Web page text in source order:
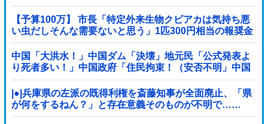
【予算100万】 市長「特定外来生物クビアカは気持ち悪
い虫だしそんな需要ないと思う」1匹300円相当の報奨金
→初日に42万取られ焦り
中国「大洪水！」中国ダム「決壊」地元民「公式発表よ
り死者多い！」中国政府「住民拘束！（安否不明」中国
当局「救助隊動画も削除」台風13号「三峡ダム接近中」
→
|●|兵庫県の左派の既得利権を斎藤知事が全面廃止、「県
が何をするねん？」と存在意義そのものが不明で……